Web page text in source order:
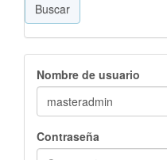
Buscar
Nombre de usuario
Contraseña